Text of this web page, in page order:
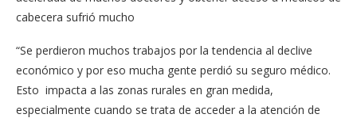
cabecera sufrió mucho
“Se perdieron muchos trabajos por la tendencia al declive
económico y por eso mucha gente perdió su seguro médico.
Esto impacta a las zonas rurales en gran medida,
especialmente cuando se trata de acceder a la atención de